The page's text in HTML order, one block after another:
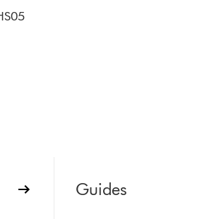
Guides